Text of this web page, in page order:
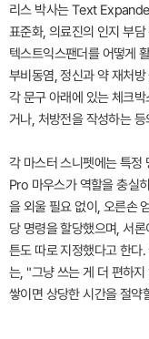
리스 박사는 Text
표준화, 의료진의 인지 부
텍스트익스팬더를 어떻게
부비동염, 정신과 약 재처
각 문구 아래에 있는 체크
거나, 처방전을 작성하는
각 마스터 스니펫에는 특
Pro 마우스가 역할을 충실
을 외울 필요 없이, 오른손
당 명령을 할당했으며, 서
튼도 따로 지정했다고 한다
는, "그냥 쓰는 게 더 편하
쌓이면 상당한 시간을 절약